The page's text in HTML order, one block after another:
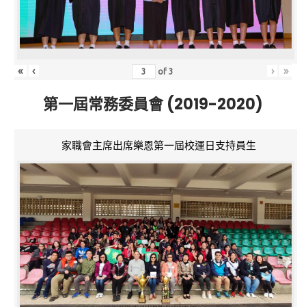
« ‹ of3 › »
第一屆常務委員會 (2019-2020)
家職會主席出席樂恩第一屆校運日支持員生